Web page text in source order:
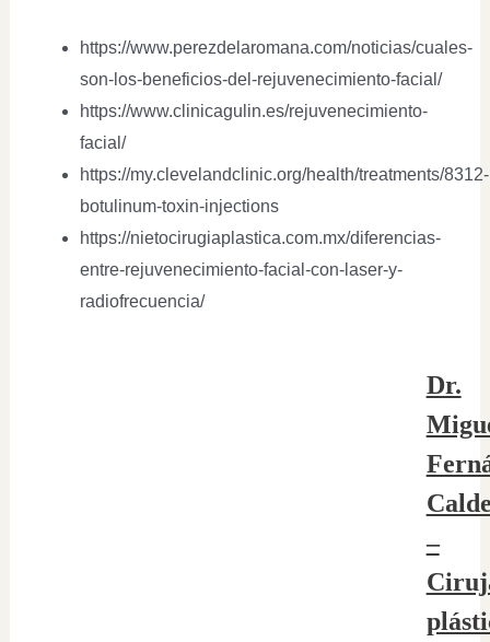
https://www.perezdelaromana.com/noticias/cuales-
son-los-beneficios-del-rejuvenecimiento-facial/
https://www.clinicagulin.es/rejuvenecimiento-
facial/
https://my.clevelandclinic.org/health/treatments/8312-
botulinum-toxin-injections
https://nietocirugiaplastica.com.mx/diferencias-
entre-rejuvenecimiento-facial-con-laser-y-
radiofrecuencia/
Dr.
–